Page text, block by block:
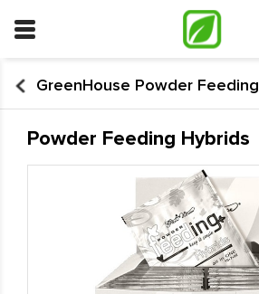
GreenHouse Powder Feeding
Powder Feeding Hybrids